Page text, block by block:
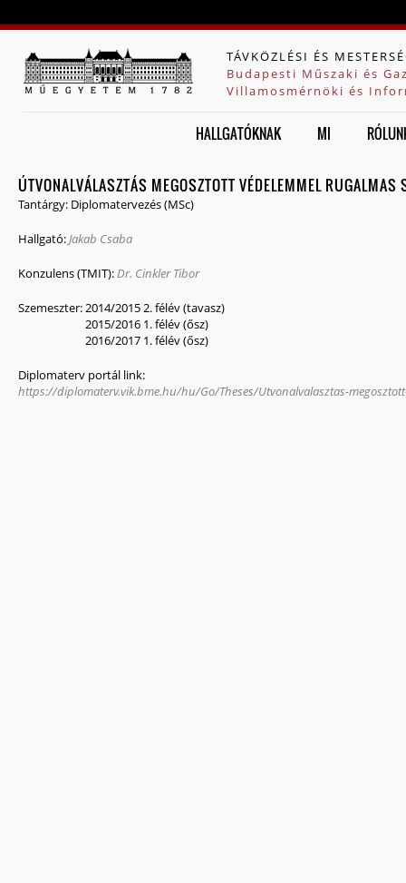
TÁVKÖZLÉSI ÉS
Budapesti Műszaki és
Villamosmérnöki és
HALLGATÓKNAK MI
ÚTVONALVÁLASZTÁS MEGOSZTOTT VÉDELEMMEL
Tantárgy: Diplomatervezés (MSc)
Hallgató:Jakab Csaba
Konzulens (TMIT):Dr. Cinkler Tibor
Szemeszter:2014/2015 2. félév (tavasz)
2015/2016 1. félév (ősz)
2016/2017 1. félév (ősz)
Diplomaterv portál link:
https://diplomaterv.vik.bme.hu/hu/Go/Theses/Utvonalvalasztas-